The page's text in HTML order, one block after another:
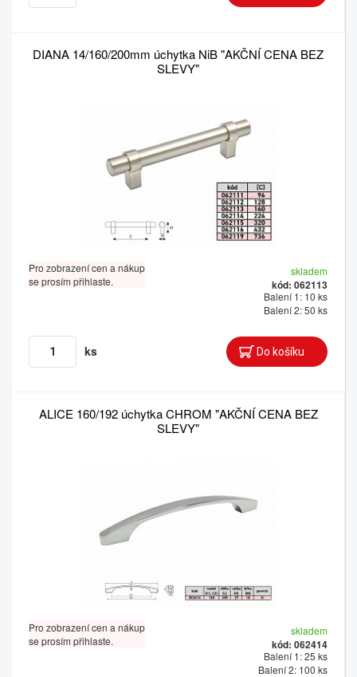
DIANA 14/160/200mm úchytka NiB "AKČNÍ CENA BEZ
SLEVY"
Pro zobrazení cen a nákup
se prosím přihlaste.
skladem
kód: 062113
Balení 1: 10 ks
Balení 2: 50 ks
ks
ALICE 160/192 úchytka CHROM "AKČNÍ CENA BEZ
SLEVY"
Pro zobrazení cen a nákup
se prosím přihlaste.
skladem
kód: 062414
Balení 1: 25 ks
Balení 2: 100 ks